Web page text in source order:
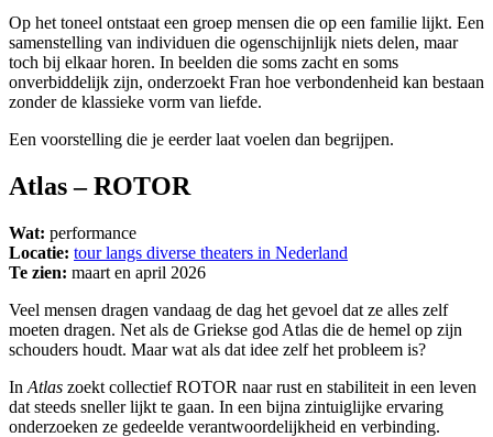
Op het toneel ontstaat een groep mensen die op een familie lijkt. Een
samenstelling van individuen die ogenschijnlijk niets delen, maar
toch bij elkaar horen. In beelden die soms zacht en soms
onverbiddelijk zijn, onderzoekt Fran hoe verbondenheid kan bestaan
zonder de klassieke vorm van liefde.
Een voorstelling die je eerder laat voelen dan begrijpen.
Atlas – ROTOR
Wat: performance
Locatie: tour langs diverse theaters in Nederland
Te zien: maart en april 2026
Veel mensen dragen vandaag de dag het gevoel dat ze alles zelf
moeten dragen. Net als de Griekse god Atlas die de hemel op zijn
schouders houdt. Maar wat als dat idee zelf het probleem is?
In Atlas zoekt collectief ROTOR naar rust en stabiliteit in een leven
dat steeds sneller lijkt te gaan. In een bijna zintuiglijke ervaring
onderzoeken ze gedeelde verantwoordelijkheid en verbinding.